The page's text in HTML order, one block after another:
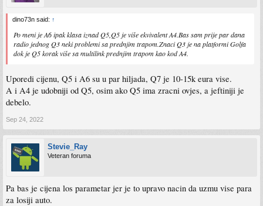
dino73n said: ↑
Po meni je A6 ipak klasa iznad Q5,Q5 je više ekvivalent A4.Bas sam prije par dana
radio jednog Q3 neki problemi sa prednjim trapom.Znaci Q3 je na platformi Golfa
dok je Q5 korak više sa multilink prednjim trapom kao kod A4.
Uporedi cijenu, Q5 i A6 su u par hiljada, Q7 je 10-15k eura vise.
A i A4 je udobniji od Q5, osim ako Q5 ima zracni ovjes, a jeftiniji je
debelo.
Sep 24, 2022
Stevie_Ray
Veteran foruma
Pa bas je cijena los parametar jer je to upravo nacin da uzmu vise para
za losiji auto.